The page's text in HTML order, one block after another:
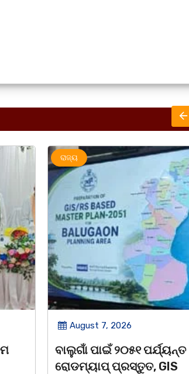
ରାଜ୍ୟ
August 7, 2026
ବାଲୁଗାଁ କଲେଜରେ ଶକ୍ତିଶ୍ରୀ
ସଶକ୍ତିକରଣ ପ୍ରକୋଷ୍ଠ